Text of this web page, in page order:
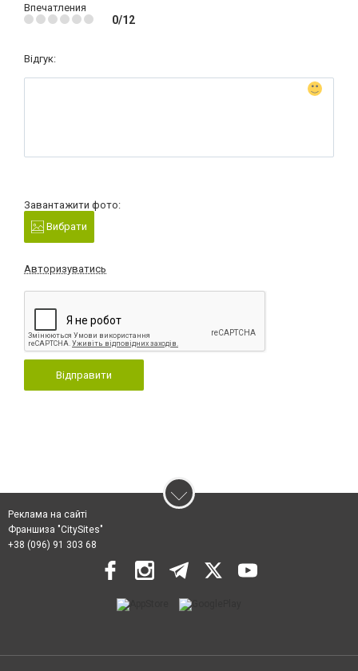
Впечатления
0/12
Відгук:
Завантажити фото:
Вибрати
Авторизуватись
Відправити
Реклама на сайті
Франшиза "CitySites"
+38 (096) 91 303 68